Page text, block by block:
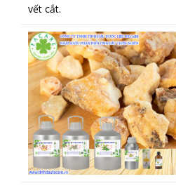
vết cắt.